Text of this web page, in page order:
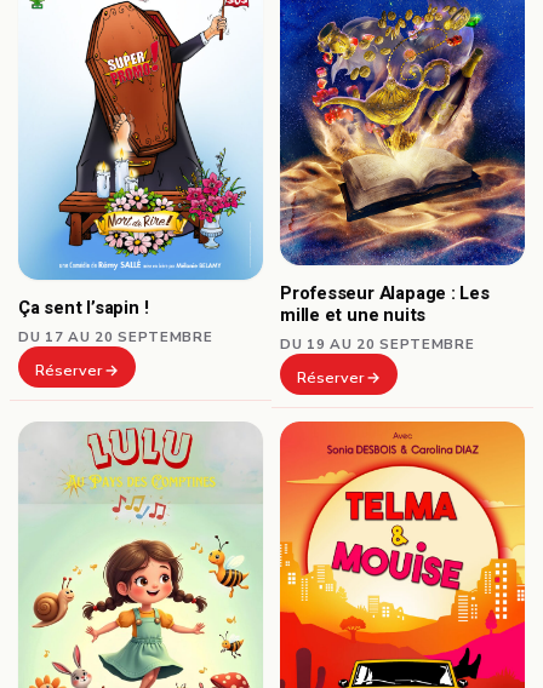
Ça sent l’sapin !
DU 17 AU 20 SEPTEMBRE
Réserver
Professeur Alapage : Les
mille et une nuits
DU 19 AU 20 SEPTEMBRE
Réserver